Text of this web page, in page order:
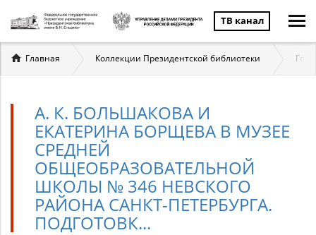
ТВ канал
Вы
здесь
Главная Коллекции Президентской библиотеки
А. К. БОЛЬШАКОВА И
ЕКАТЕРИНА БОРЩЕВА В МУЗЕЕ
СРЕДНЕЙ
ОБЩЕОБРАЗОВАТЕЛЬНОЙ
ШКОЛЫ № 346 НЕВСКОГО
РАЙОНА САНКТ-ПЕТЕРБУРГА.
ПОДГОТОВК...